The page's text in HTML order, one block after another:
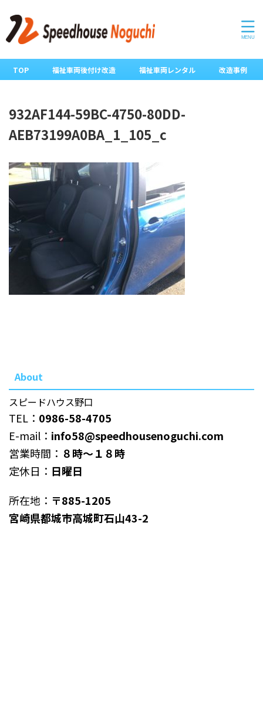
TOP 福祉車両後付け改造 福祉車両レンタル 改造事例
932AF144-59BC-4750-80DD-
AEB73199A0BA_1_105_c
About
スピードハウス野口
TEL： 0986-58-4705
E-mail： info58@speedhousenoguchi.com
営業時間： ８時～１８時
定休日： 日曜日
所在地： 〒885-1205
宮崎県都城市高城町石山43-2